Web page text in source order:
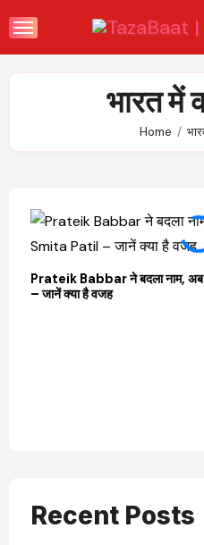
to
भारत में
Home
Prateik Babbar ने बदला नाम,
– जानें क्या है वजह
Recent Posts